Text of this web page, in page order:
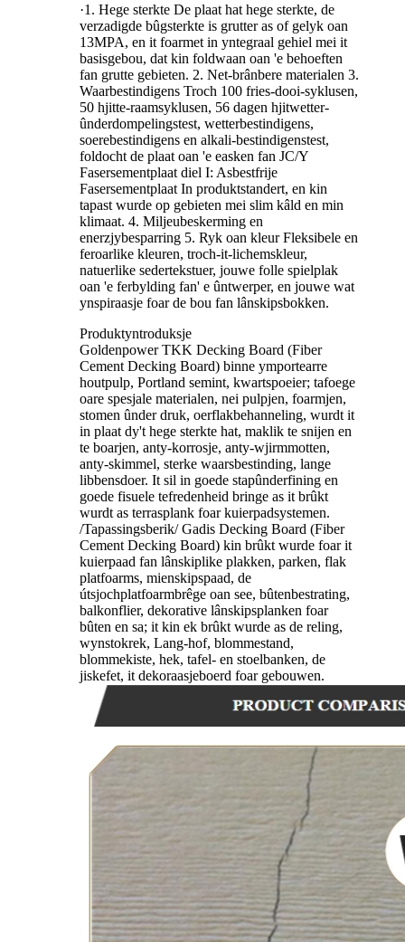
·1. Hege sterkte De plaat hat hege sterkte, de
verzadigde bûgsterkte is grutter as of gelyk oan
13MPA, en it foarmet in yntegraal gehiel mei it
basisgebou, dat kin foldwaan oan 'e behoeften
fan grutte gebieten. 2. Net-brânbere materialen 3.
Waarbestindigens Troch 100 fries-dooi-syklusen,
50 hjitte-raamsyklusen, 56 dagen hjitwetter-
ûnderdompelingstest, wetterbestindigens,
soerebestindigens en alkali-bestindigenstest,
foldocht de plaat oan 'e easken fan JC/Y
Fasersementplaat diel I: Asbestfrije
Fasersementplaat In produktstandert, en kin
tapast wurde op gebieten mei slim kâld en min
klimaat. 4. Miljeubeskerming en
enerzjybesparring 5. Ryk oan kleur Fleksibele en
feroarlike kleuren, troch-it-lichemskleur,
natuerlike sedertekstuer, jouwe folle spielplak
oan 'e ferbylding fan' e ûntwerper, en jouwe wat
ynspiraasje foar de bou fan lânskipsbokken.
Produktyntroduksje
Goldenpower TKK Decking Board (Fiber
Cement Decking Board) binne ymportearre
houtpulp, Portland semint, kwartspoeier; tafoege
oare spesjale materialen, nei pulpjen, foarmjen,
stomen ûnder druk, oerflakbehanneling, wurdt it
in plaat dy't hege sterkte hat, maklik te snijen en
te boarjen, anty-korrosje, anty-wjirmmotten,
anty-skimmel, sterke waarsbestinding, lange
libbensdoer. It sil in goede stapûnderfining en
goede fisuele tefredenheid bringe as it brûkt
wurdt as terrasplank foar kuierpadsystemen.
/Tapassingsberik/ Gadis Decking Board (Fiber
Cement Decking Board) kin brûkt wurde foar it
kuierpaad fan lânskiplike plakken, parken, flak
platfoarms, mienskipspaad, de
útsjochplatfoarmbrêge oan see, bûtenbestrating,
balkonflier, dekorative lânskipsplanken foar
bûten en sa; it kin ek brûkt wurde as de reling,
wynstokrek, Lang-hof, blommestand,
blommekiste, hek, tafel- en stoelbanken, de
jiskefet, it dekoraasjeboerd foar gebouwen.